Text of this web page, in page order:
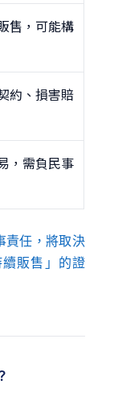
售，可能構
約、損害賠
，需負民事
責任，將取決
販售」的證